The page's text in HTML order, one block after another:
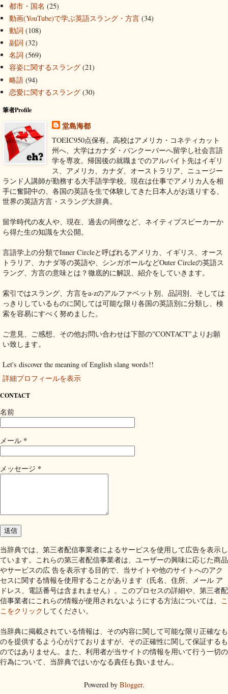
都市・国名 (25)
動画(YouTube)で学ぶ英語スラング・方言 (34)
動詞 (108)
副詞 (32)
名詞 (569)
容姿に関するスラング (21)
略語 (94)
恋愛に関するスラング (30)
筆者Profile
堂島海都
TOEIC950点保有。高校はアメリカ・コネティカット
州へ、大学はカナダ・バンクーバーへ留学し社会言語
学を専攻。帰国後の就職までのアルバイト先はイギリ
ス、アメリカ、カナダ、オーストラリア、ニュージー
ランド人講師が勤務する大手語学学校。現在は仕事でアメリカ人を相
手に奮闘中の、各国の英語を生で体験してきた日本人がお送りする、
世界の英語方言・スラング大辞典。
留学時代の友人や、現在、過去の同僚など、ネイティブスピーカーか
ら得た生の知識を大公開。
言語学上の分類でInner Circleと呼ばれるアメリカ、イギリス、オース
トラリア、カナダ等の英語や、シンガポールなどOuter Circleの英語ス
ラング、方言の意味とは？徹底的に解説、紹介をしていきます。
索引ではスラング、方言をa-zのアルファベット別、品詞別、そしては
っきりしているものに関しては可能な限り各国の英語別に分類し、検
索を容易にすべく努めました。
ご意見、ご感想、その他お問い合わせは下部の"CONTACT"よりお願
い致します。
Let's discover the meaning of English slang words!!
詳細プロフィールを表示
CONTACT
名前
メール *
メッセージ *
当辞典では、第三者配信事業者によるサービスを使用して広告を表示し
ています。これらの第三者配信事業者は、ユーザーの興味に応じた商品
やサービスの広 告を表示する目的で、当サイトや他のサイトへのアク
セスに関する情報を使用することがあります（氏名、住所、メール ア
ドレス、電話番号は含まれません）。このプロセスの詳細や、第三者配
信事業者にこれらの情報が使用されないようにする方法については、
こ
こをクリック してください。
当辞典に掲載されている情報は、その内容に関して可能な限り正確なも
のを提供するよう心がけておりますが、その正確性に関して保証するも
のではありません。また、利用者が当サイトの情報を用いて行う一切の
行為について、当辞典ではいかなる責任も負いません。
Powered by Blogger.